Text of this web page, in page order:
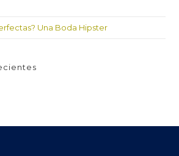
Una Boda Hipster